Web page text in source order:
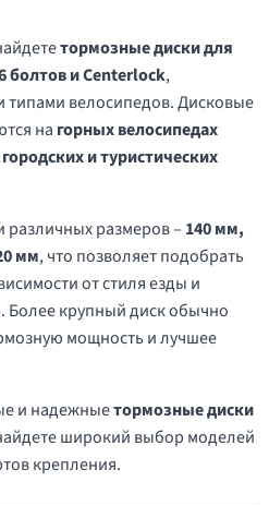
тормозные диски для
болтов и Centerlock,
велосипедов. Дисковые
на горных велосипедах
и туристических
размеров – 140 мм,
мм, что позволяет подобрать
от стиля езды и
крупный диск обычно
мощность и лучшее
и надежныетормозные диски
широкий выбор моделей
крепления.